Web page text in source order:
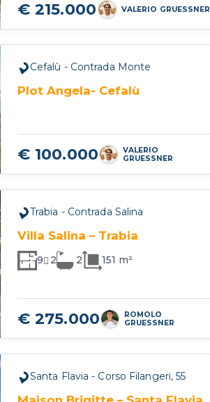
€ 215.000 VALERIO GRUESSNER
Cefalù - Contrada Monte
Plot Angela- Cefalù
€ 100.000
VALERIO
GRUESSNER
Trabia - Contrada Salina
Villa Salina – Trabia
9 2 2 151 m²
€ 275.000
ROMOLO
GRUESSNER
Santa Flavia - Corso Filangeri, 55